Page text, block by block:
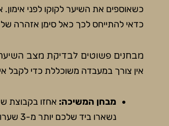
כשאוספים את השיער לקוקו לפני
כדאי להתייחס לכך כאל סימן אזהרה של
מבחנים פשוטים לבדיקת מצב
אין צורך במעבדה משוכללת כדי לקבל
מבחן המשיכה:
נשארו ביד שלכם יותר מ-3 שערות, ייתכן שיש לכם נשירה מוגברת.